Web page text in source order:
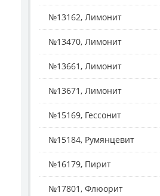
№13162, Лимонит
№13470, Лимонит
№13661, Лимонит
№13671, Лимонит
№15169, Гессонит
№15184, Румянцевит
№16179, Пирит
№17801, Флюорит